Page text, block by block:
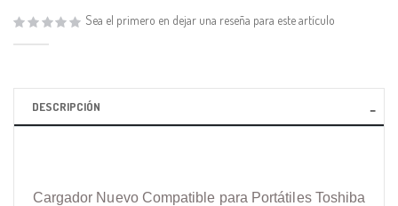
Sea el primero en dejar una reseña para este artículo
DESCRIPCIÓN
Cargador Nuevo Compatible para Portátiles Toshiba